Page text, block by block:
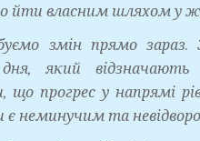
йти власним шляхом у
змін прямо зараз.
дня, який
що прогрес у напрямі
є неминучим та